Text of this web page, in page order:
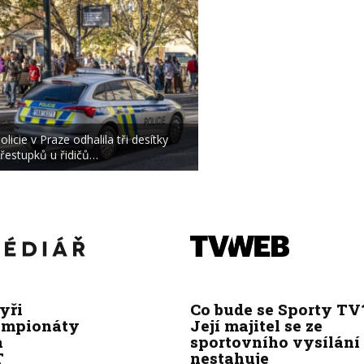
v Praze odhalila tři desítky
u řidičů…
Co bude se Sporty
Její majitel se ze
sportovního vysílání
nestahuje